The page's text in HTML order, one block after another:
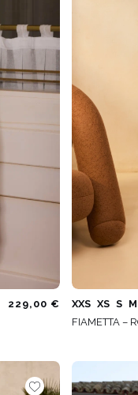
LONGUES
COURTES
SUR LES BRETELLES
SANS BRETELLES
229,00 €
XXS XS S M
FIAMETTA –